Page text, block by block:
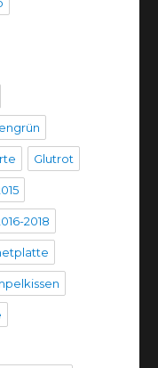
Glutrot
2018